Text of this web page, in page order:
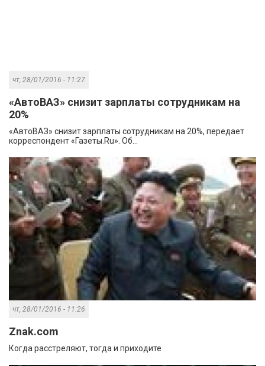
чт, 28/01/2016 - 11:27
«АвтоВАЗ» снизит зарплаты сотрудникам на
20%
«АвтоВАЗ» снизит зарплаты сотрудникам на 20%, передает
корреспондент «Газеты.Ru». Об...
чт, 28/01/2016 - 11:26
Znak.com
Когда расстреляют, тогда и приходите